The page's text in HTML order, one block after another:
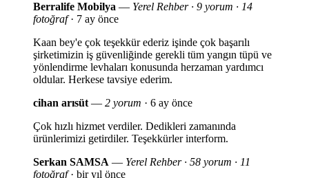
Berralife Mobilya — Yerel Rehber · 9 yorum · 14
fotoğraf· 7 ay önce
Kaan bey'e çok teşekkür ederiz işinde çok başarılı
şirketimizin iş güvenliğinde gerekli tüm yangın tüpü ve
yönlendirme levhaları konusunda herzaman yardımcı
oldular. Herkese tavsiye ederim.
cihan arısüt— 2 yorum · 6 ay önce
Çok hızlı hizmet verdiler. Dedikleri zamanında
ürünlerimizi getirdiler. Teşekkürler interform.
Serkan SAMSA — Yerel Rehber · 58 yorum · 11
fotoğraf· bir yıl önce